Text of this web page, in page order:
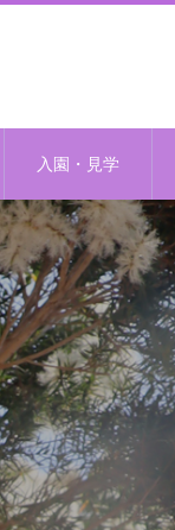
入園・見学